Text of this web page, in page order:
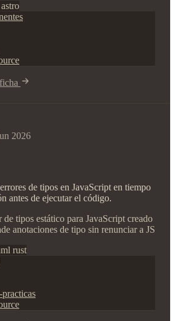
astro
2026
de tipos en JavaScript en tiempo
antes de ejecutar el código.
tipos estático para JavaScript creado
anotaciones de tipo sin renunciar a JS
rust
practicas